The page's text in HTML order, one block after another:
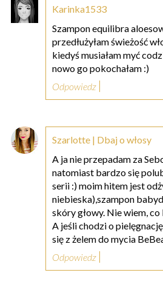
Karinka1533
Szampon equilibra
przedłużyłam świeżość
kiedyś musiałam myć
nowo go pokochałam :)
Odpowiedz
Szarlotte | Dbaj o włosy
A ja nie przepadam za
natomiast bardzo się
serii :) moim hitem jest
niebieska),szampon
skóry głowy. Nie wiem, co
A jeśli chodzi o
się z żelem do mycia
Odpowiedz